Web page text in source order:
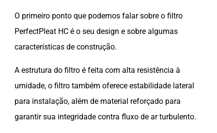
O primeiro ponto que podemos falar sobre o filtro
PerfectPleat HC é o seu design e sobre algumas
características de construção.
A estrutura do filtro é feita com alta resistência à
umidade, o filtro também oferece estabilidade lateral
para instalação, além de material reforçado para
garantir sua integridade contra fluxo de ar turbulento.